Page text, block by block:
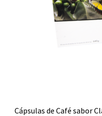
Cápsulas de Café sabor